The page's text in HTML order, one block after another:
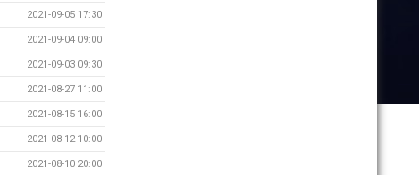
2021-09-05 17:30
2021-09-04 09:00
2021-09-03 09:30
2021-08-27 11:00
2021-08-15 16:00
2021-08-12 10:00
2021-08-10 20:00